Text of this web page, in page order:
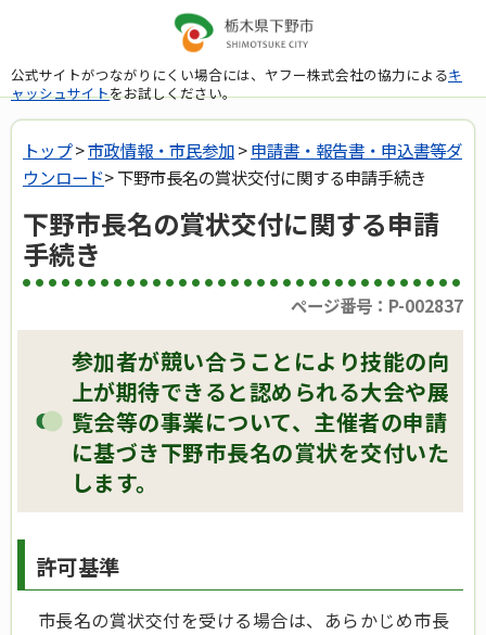
公式サイトがつながりにくい場合には、ヤフー株式会社の協力によるキ
ャッシュサイトをお試しください。
トップ>市政情報・市民参加>申請書・報告書・申込書等ダ
ウンロード> 下野市長名の賞状交付に関する申請手続き
下野市長名の賞状交付に関する申請
手続き
ページ番号：P-002837
参加者が競い合うことにより技能の向
上が期待できると認められる大会や展
覧会等の事業について、主催者の申請
に基づき下野市長名の賞状を交付いた
します。
許可基準
市長名の賞状交付を受ける場合は、あらかじめ市長